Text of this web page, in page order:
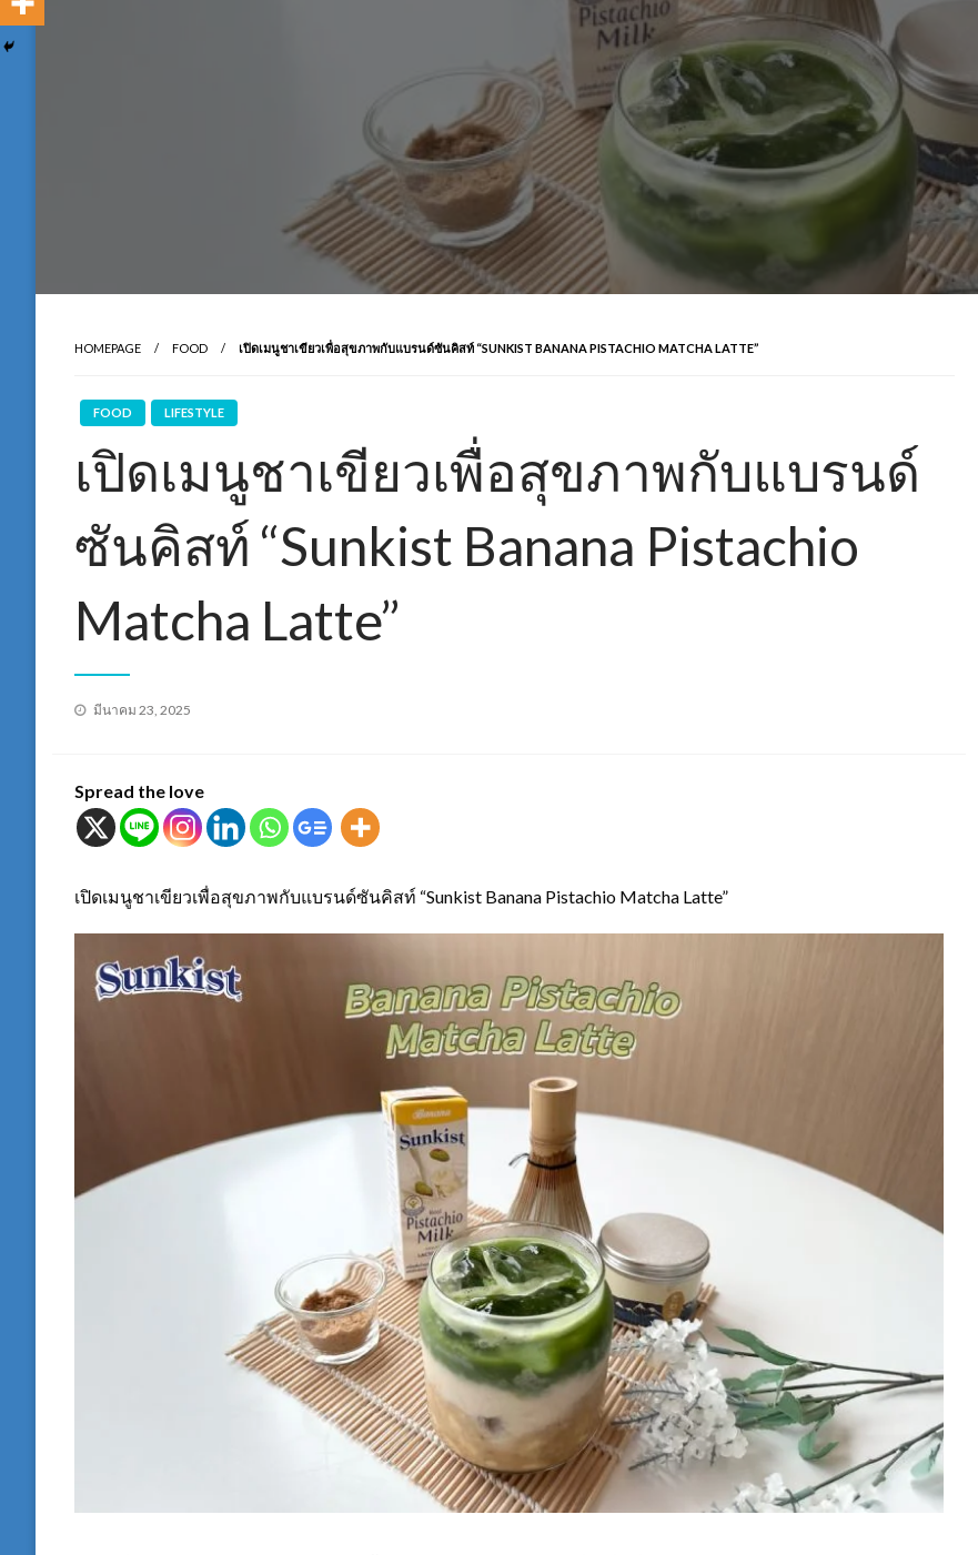
HOMEPAGE FOOD เปิดเมนูชาเขียวเพื่อสุขภาพกับแบรนด์ซันคิสท์ “SUNKIST BANANA PISTACHIO MATCHA LATTE”
FOOD LIFESTYLE
เปิดเมนูชาเขียวเพื่อสุขภาพกับแบรนด์
ซันคิสท์ “Sunkist Banana Pistachio
Matcha Latte”
Posted
มีนาคม 23, 2025
Spread the love
เปิดเมนูชาเขียวเพื่อสุขภาพกับแบรนด์ซันคิสท์ “Sunkist Banana Pistachio Matcha Latte”